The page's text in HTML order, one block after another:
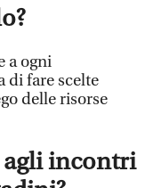
a ogni
di fare scelte
delle risorse
agli incontri